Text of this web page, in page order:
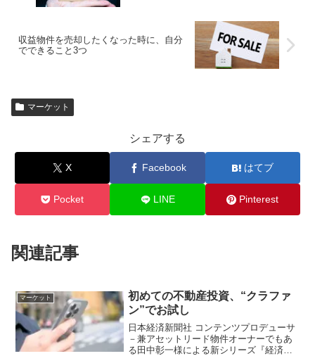
収益物件を売却したくなった時に、自分
でできること3つ
マーケット
シェアする
X Facebook はてブ
Pocket LINE Pinterest
関連記事
マーケット
初めての不動産投資、“クラファ
ン”でお試し
日本経済新聞社 コンテンツプロデューサ
－兼アセットリード物件オーナーでもあ
る田中彰一様による新シリーズ『経済ニ